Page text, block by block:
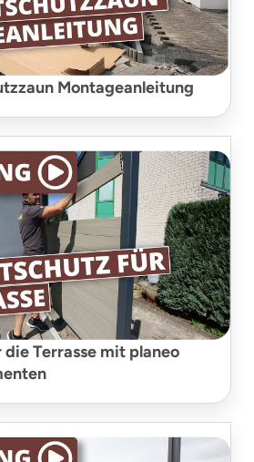
Montageanleitung
Terrasse mit planeo